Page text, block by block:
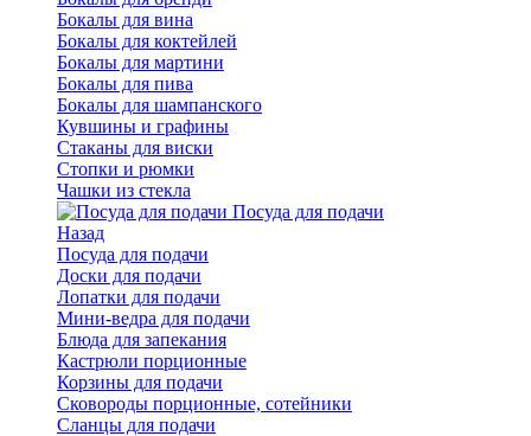
Бокалы для вина
Бокалы для коктейлей
Бокалы для мартини
Бокалы для пива
Бокалы для шампанского
Кувшины и графины
Стаканы для виски
Стопки и рюмки
Чашки из стекла
Посуда для подачи
Назад
Посуда для подачи
Доски для подачи
Лопатки для подачи
Мини-ведра для подачи
Блюда для запекания
Кастрюли порционные
Корзины для подачи
Сковороды порционные, сотейники
Сланцы для подачи